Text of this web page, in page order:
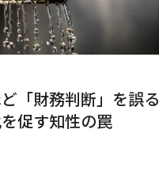
「財務判断」を誤る
促す知性の罠